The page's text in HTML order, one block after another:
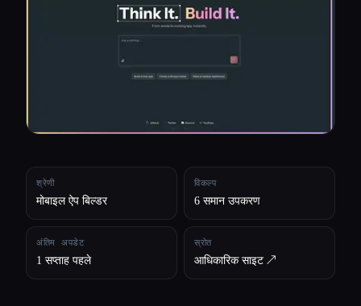
श्रेणी
मोबाइल ऐप बिल्डर
विकल्प
6 समान उपकरण
अंतिम अपडेट
1 सप्ताह पहले
स्रोत
आधिकारिक साइट ↗︎